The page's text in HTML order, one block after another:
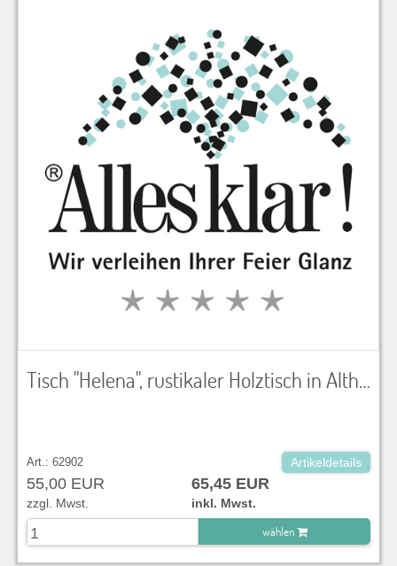
Tisch "Helena", rustikaler Holztisch in Altholzoptik mit 2 Gussfüßen in schwarz, LxBxH 180x90x70 cm, ohne Tischtuch zu verwenden
Art.: 62902 Artikeldetails
55,00 EUR 65,45 EUR
zzgl. Mwst.
inkl. Mwst.
wählen